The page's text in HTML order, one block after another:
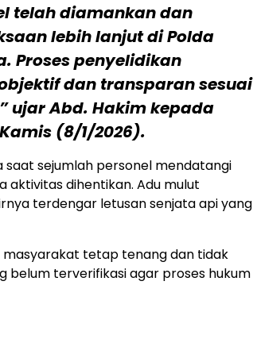
telah diamankan dan
lebih lanjut di Polda
Proses penyelidikan
dan transparan sesuai
ujar Abd. Hakim kepada
(8/1/2026).
saat sejumlah personel mendatangi
aktivitas dihentikan. Adu mulut
terdengar letusan senjata api yang
masyarakat tetap tenang dan tidak
belum terverifikasi agar proses hukum